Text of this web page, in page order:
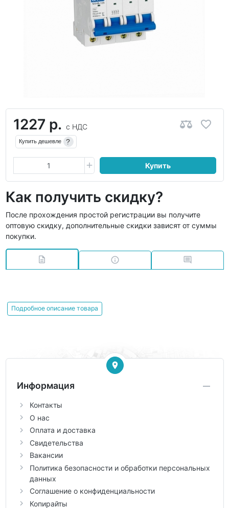
1227 р. с НДС
Купить дешевле ?
Купить
Как получить скидку?
После прохождения простой регистрации вы получите
оптовую скидку, дополнительные скидки зависят от суммы
покупки.
Подробное описание товара
Информация
Контакты
О нас
Оплата и доставка
Свидетельства
Вакансии
Политика безопасности и обработки персональных
данных
Соглашение о конфиденциальности
Копирайты